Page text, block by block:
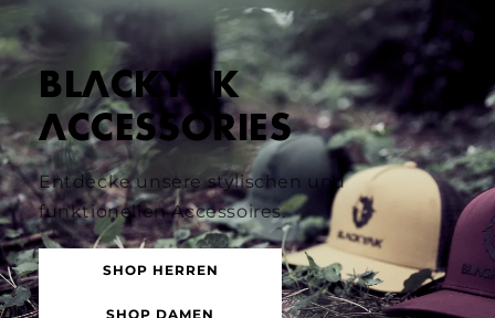
BLACKYAK
ACCESSORIES
Entdecke unsere stylischen und
funktionellen Accessoires.
SHOP HERREN
SHOP DAMEN